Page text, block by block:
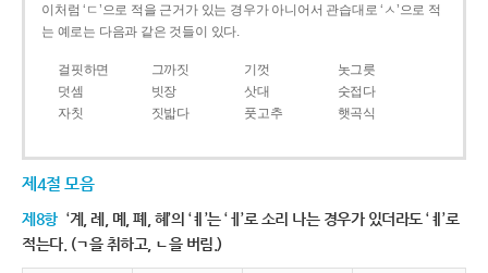
이처럼 ‘ㄷ’으로 적을 근거가 있는 경우가 아니어서 관습대로 ‘ㅅ’으로 적
는 예로는 다음과 같은 것들이 있다.
걸핏하면 그까짓 기껏
놋그릇
덧셈
빗장 삿대
숫접다
자칫
짓밟다 풋고추 햇곡식
제4절 모음
제8항 ‘계, 례, 몌, 폐, 혜’의 ‘ㅖ’는 ‘ㅔ’로 소리 나는 경우가 있더라도 ‘ㅖ’로
적는다. (ㄱ을 취하고, ㄴ을 버림.)